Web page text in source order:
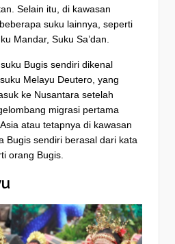
Selain itu, di kawasan
suku lainnya, seperti
Mandar, Suku Sa’dan.
Bugis sendiri dikenal
Melayu Deutero, yang
ke Nusantara setelah
migrasi pertama
atau tetapnya di kawasan
Bugis sendiri berasal dari kata
orang Bugis.